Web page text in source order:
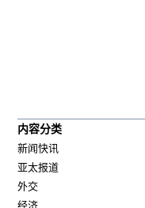
内容分类
新闻快讯
亚太报道
外交
经济